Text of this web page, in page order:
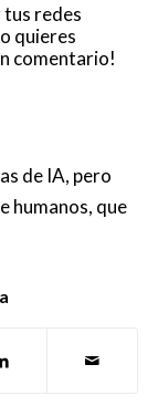
tus redes
quieres
comentario!
de IA, pero
humanos, que